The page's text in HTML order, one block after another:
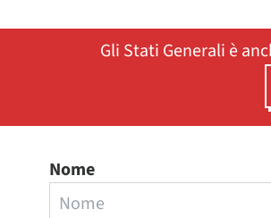
Gli Stati Generali è
Nome